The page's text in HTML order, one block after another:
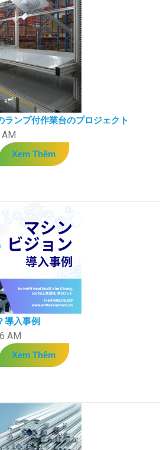
ランプ付作業台のプロジェクト
Xem Thêm
導入事例
AM
Xem Thêm